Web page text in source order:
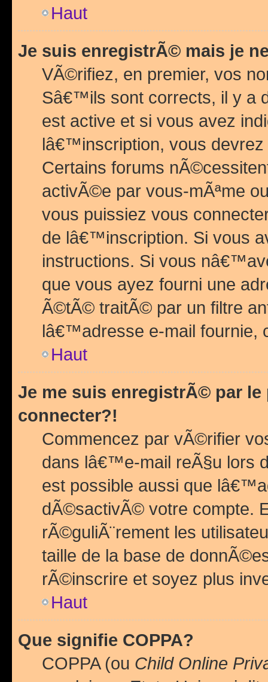
Haut
Je suis enregistrÃ© mais je
VÃ©rifiez, en premier, vos
Sâ€™ils sont corrects, il y a
est active et si vous avez
lâ€™inscription, vous
Certains forums
activÃ©e par vous-mÃªme
vous puissiez vous
de lâ€™inscription. Si vous
instructions. Si vous
que vous ayez fourni une
Ã©tÃ© traitÃ© par un filtre
lâ€™adresse e-mail fournie,
Haut
Je me suis enregistrÃ© par
connecter?!
Commencez par vÃ©rifier
dans lâ€™e-mail reÃ§u lors
est possible aussi que
dÃ©sactivÃ© votre compte.
rÃ©guliÃ¨rement les
taille de la base de
rÃ©inscrire et soyez plus
Haut
Que signifie COPPA?
COPPA (ou Child Online